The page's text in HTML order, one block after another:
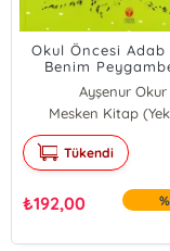
Okul Öncesi Adab
Benim
Ayşenur Okur
Nurcan
Mesken Kitap
Tükendi
₺192,00